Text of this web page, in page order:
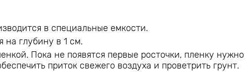
в специальные емкости.
на глубину в 1 см.
Пока не появятся первые росточки, пленку нужно
приток свежего воздуха и проветрить грунт.